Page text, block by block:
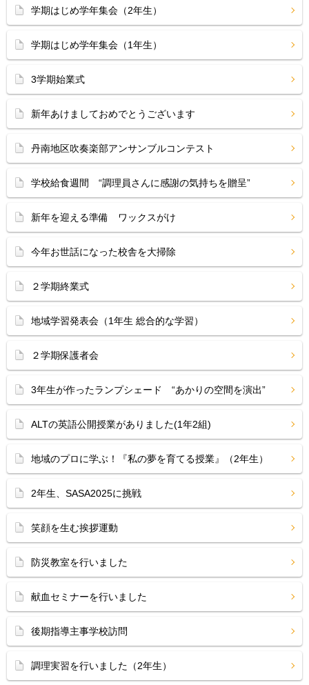
学期はじめ学年集会（2年生）
学期はじめ学年集会（1年生）
3学期始業式
新年あけましておめでとうございます
丹南地区吹奏楽部アンサンブルコンテスト
学校給食週間 “調理員さんに感謝の気持ちを贈呈”
新年を迎える準備 ワックスがけ
今年お世話になった校舎を大掃除
２学期終業式
地域学習発表会（1年生 総合的な学習）
２学期保護者会
3年生が作ったランプシェード “あかりの空間を演出”
ALTの英語公開授業がありました(1年2組)
地域のプロに学ぶ！『私の夢を育てる授業』（2年生）
2年生、SASA2025に挑戦
笑顔を生む挨拶運動
防災教室を行いました
献血セミナーを行いました
後期指導主事学校訪問
調理実習を行いました（2年生）